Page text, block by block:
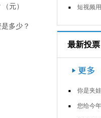
元）
多少？
短视频用户的新冠肺炎疫苗接种意愿…
最新投票
你是夹娃娃大神吗
您给今年的春晚打几分